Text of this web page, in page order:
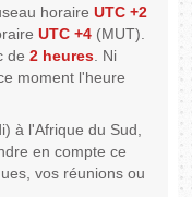
horaireUTC +2
UTC +4 (MUT).
de2 heures. Ni
moment l'heure
à l'Afrique du Sud,
en compte ce
vos réunions ou